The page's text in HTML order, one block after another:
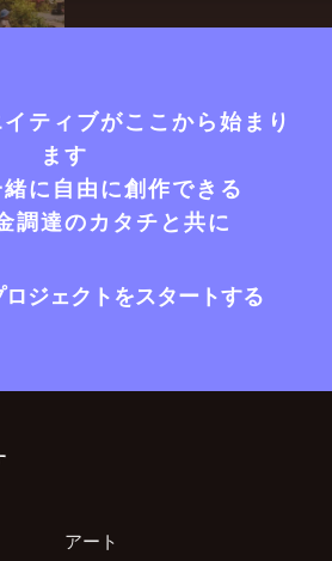
ティブがここから始まり
ます
に自由に創作できる
調達のカタチと共に
ジェクトをスタートする
アート